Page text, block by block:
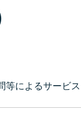
によるサービ